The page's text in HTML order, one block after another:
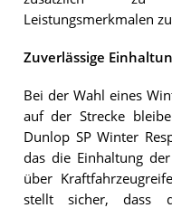
Leistungsmerkmalen
Zuverlässige
Bei der Wahl eines
auf der Strecke
Dunlop SP Winter
das die Einhaltung
über
stellt sicher, dass